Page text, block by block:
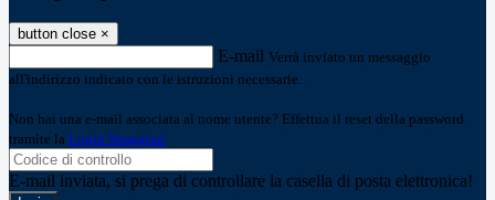
button close ×
E-mail Verrà inviato un messaggio
all'indirizzo indicato con le istruzioni necessarie.
Non hai una e-mail associata al nome utente? Effettua il reset della password
tramite la Login Spaggiari
E-mail inviata, si prega di controllare la casella di posta elettronica!